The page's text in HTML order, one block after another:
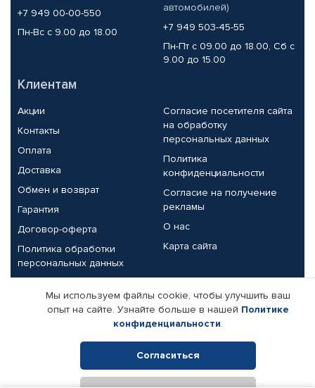
+7 949 00-00-550
Пн-Вс с 9.00 до 18.00
автомобилей)
+7 949 503-45-55
Пн-Пт с 09.00 до 18.00, Сб с
9.00 до 15.00
Клиентам
Акции
Контакты
Оплата
Доставка
Обмен и возврат
Гарантия
Договор-оферта
Политика обработки
персональных данных
Согласие посетителя сайта
на обработку
персональных данных
Политика
конфиденциальности
Согласие на получение
рекламы
О нас
Карта сайта
Партнерам
Корпоративным клиентам
Поставщикам
Реквизиты компании
Мы используем файлы cookie, чтобы улучшить ваш
опыт на сайте. Узнайте больше в нашей Политике
конфиденциальности.
Согласиться